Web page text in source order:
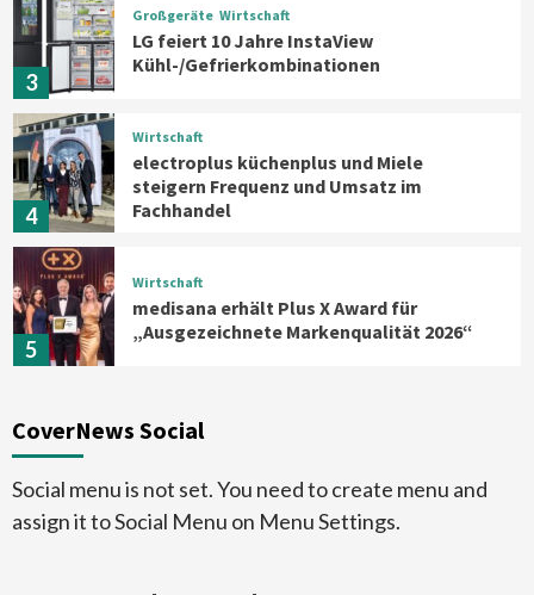
3
Großgeräte Wirtschaft
LG feiert 10 Jahre InstaView
Kühl-/Gefrierkombinationen
4
Wirtschaft
electroplus küchenplus und Miele
steigern Frequenz und Umsatz im
Fachhandel
5
Wirtschaft
medisana erhält Plus X Award für
„Ausgezeichnete Markenqualität 2026“
6
Verbraucher setzen immer mehr auf
CoverNews Social
Social menu is not set. You need to create menu and
assign it to Social Menu on Menu Settings.